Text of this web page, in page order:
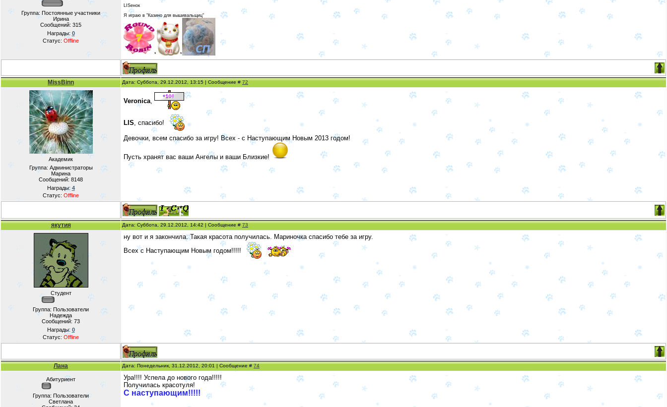
Группа: Постоянные участники
Ирина
Сообщений: 315
Награды: 0
Статус: Offline
LISенок
Я играю в "Казино для вышивальщиц"
* *
MissBinn Дата: Суббота, 29.12.2012, 13:15 | Сообщение #72
Академик
Группа: Администраторы
Марина
Сообщений: 8148
Награды: 4
Статус: Offline
Veronica
LIS, спасибо!
Девочки, всем спасибо за игру! Всех - с Наступающим Новым 2013 годом!
Пусть хранят вас ваши Ангелы и ваши Близкие!
якутия Дата: Суббота, 29.12.2012, 14:42 | Сообщение #73
Студент
Группа: Пользователи
Надежда
Сообщений: 73
Награды: 0
Статус: Offline
ну вот и я закончила. Такая красота получилась. Мариночка спасибо тебе за игру.
Всех с Наступающим Новым годом!!!!!
Лана Дата: Понедельник, 31.12.2012, 20:01 | Сообщение #74
Абитуриент
Группа: Пользователи
Светлана
Ура!!!! Успела до нового года!!!!!
Получилась красотуля!
С наступающим!!!!!